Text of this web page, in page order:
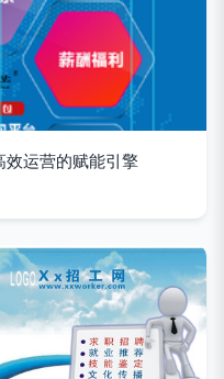
效运营的赋能引擎